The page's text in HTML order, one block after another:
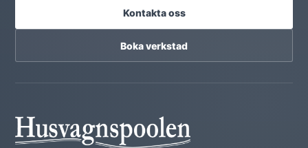
Kontakta oss
Boka verkstad